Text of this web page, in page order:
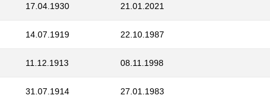
17.04.1930 21.01.2021
14.07.1919 22.10.1987
11.12.1913 08.11.1998
31.07.1914 27.01.1983